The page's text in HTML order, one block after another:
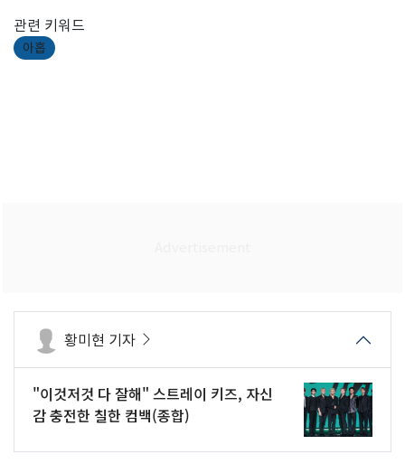
관련 키워드
아홉
황미현 기자
"이것저것 다 잘해" 스트레이 키즈, 자신
감 충전한 칠한 컴백(종합)